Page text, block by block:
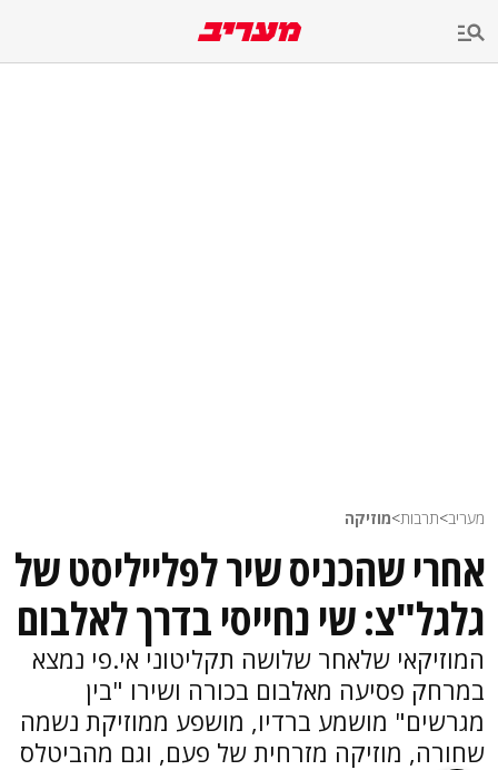
מעריב>תרבות>מוזיקה
אחרי שהכניס שיר לפלייליסט של
גלגל"צ: שי נחייסי בדרך לאלבום
המוזיקאי שלאחר שלושה תקליטוני אי.פי נמצא
במרחק פסיעה מאלבום בכורה ושירו "בין
מגרשים" מושמע ברדיו, מושפע ממוזיקת נשמה
שחורה, מוזיקה מזרחית של פעם, וגם מהביטלס